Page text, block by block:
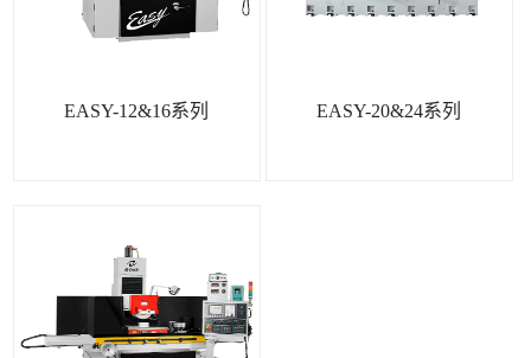
EASY-12&16系列 EASY-20&24系列